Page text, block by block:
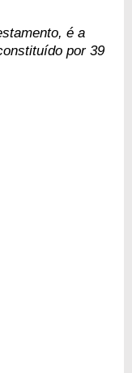
é a
por 39